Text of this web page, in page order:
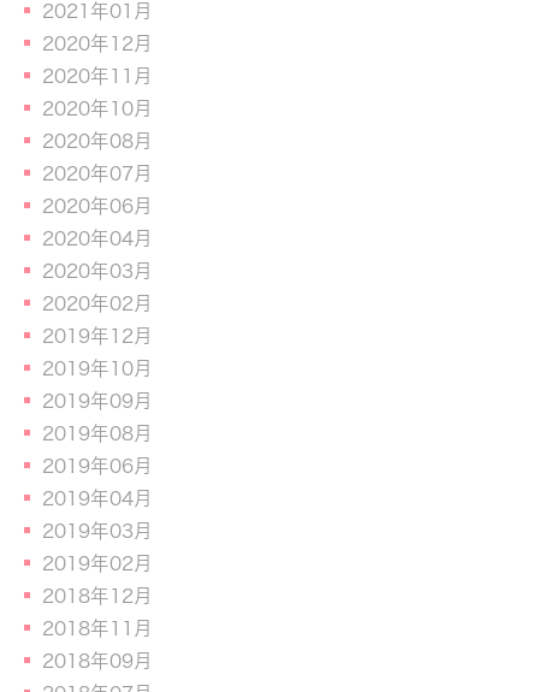
2021年01月
2020年12月
2020年11月
2020年10月
2020年08月
2020年07月
2020年06月
2020年04月
2020年03月
2020年02月
2019年12月
2019年10月
2019年09月
2019年08月
2019年06月
2019年04月
2019年03月
2019年02月
2018年12月
2018年11月
2018年09月